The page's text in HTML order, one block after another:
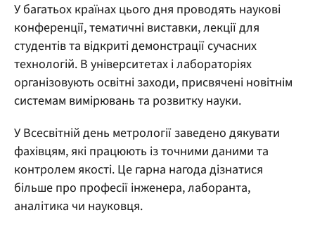
У багатьох країнах цього дня проводять наукові
конференції, тематичні виставки, лекції для
студентів та відкриті демонстрації сучасних
технологій. В університетах і лабораторіях
організовують освітні заходи, присвячені новітнім
системам вимірювань та розвитку науки.
У Всесвітній день метрології заведено дякувати
фахівцям, які працюють із точними даними та
контролем якості. Це гарна нагода дізнатися
більше про професії інженера, лаборанта,
аналітика чи науковця.